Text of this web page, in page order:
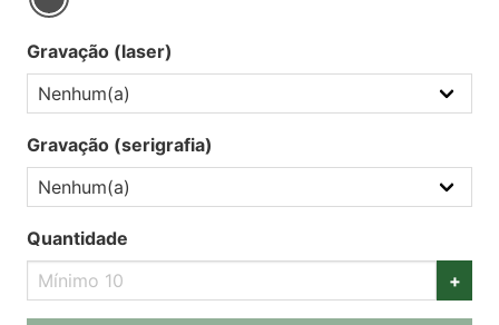
Gravação (laser)
Gravação (serigrafia)
Quantidade
+